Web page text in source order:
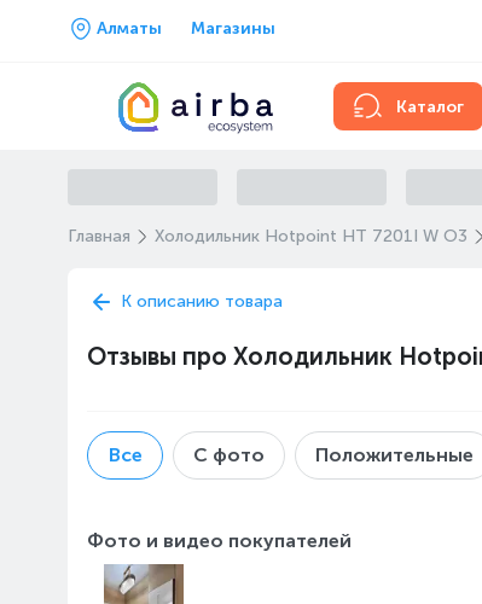
Алматы Магазины
Каталог
Главная Холодильник Hotpoint HT 7201I W O3
К описанию товара
Отзывы про Холодильник
Все С фото Положительные
Фото и видео покупателей